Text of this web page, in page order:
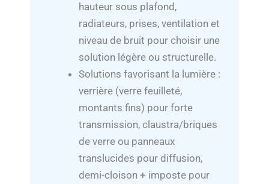
hauteur sous plafond,
radiateurs, prises, ventilation et
niveau de bruit pour choisir une
solution légère ou structurelle.
Solutions favorisant la lumière :
verrière (verre feuilleté,
montants fins) pour forte
transmission, claustra/briques
de verre ou panneaux
translucides pour diffusion,
demi-cloison + imposte pour